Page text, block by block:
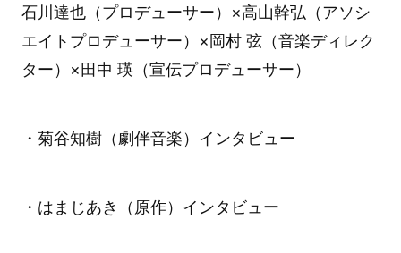
石川達也（プロデューサー）×高山幹弘（アソシ
エイトプロデューサー）×岡村 弦（音楽ディレク
ター）×田中 瑛（宣伝プロデューサー）
・菊谷知樹（劇伴音楽）インタビュー
・はまじあき（原作）インタビュー